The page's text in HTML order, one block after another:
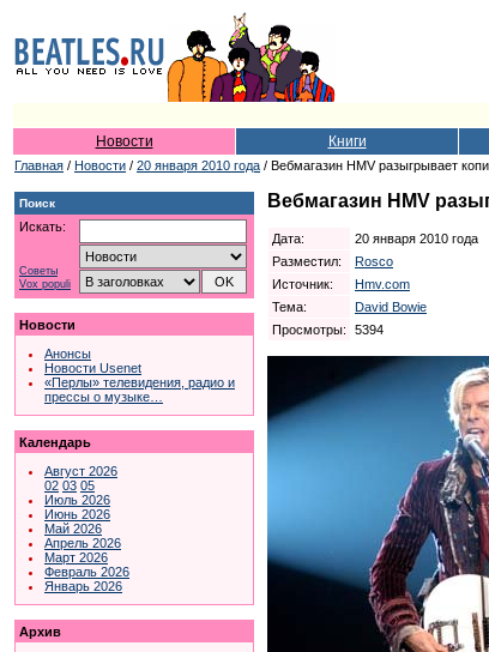
Новости Книги
Главная / Новости / 20 января 2010 года / Вебмагазин HMV разыгрывает
Поиск
Искать:
Советы
Vox populi
Новости
Анонсы
Новости Usenet
«Перлы» телевидения, радио и
прессы о музыке…
Календарь
Август 2026
02 03 05
Июль 2026
Июнь 2026
Май 2026
Апрель 2026
Март 2026
Февраль 2026
Январь 2026
Архив
Вебмагазин HMV
Дата:
20 января 2010 года
Разместил:
Rosco
Источник:
Hmv.com
Тема:
David Bowie
Просмотры:
5394